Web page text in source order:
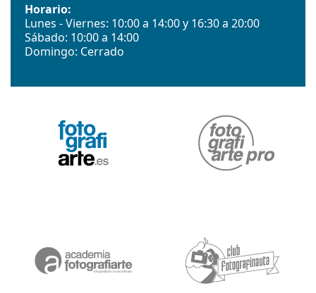
Horario:
Lunes - Viernes: 10:00 a 14:00 y 16:30 a 20:00
Sábado: 10:00 a 14:00
Domingo: Cerrado